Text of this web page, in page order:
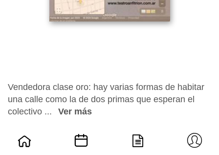
Vendedora clase oro: hay varias formas de habitar
una calle como la de dos primas que esperan el
colectivo ...
Ver más